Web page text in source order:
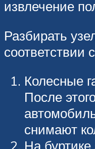
извлечение
Разбирать
соответствии
Колесные
После
снимают
На